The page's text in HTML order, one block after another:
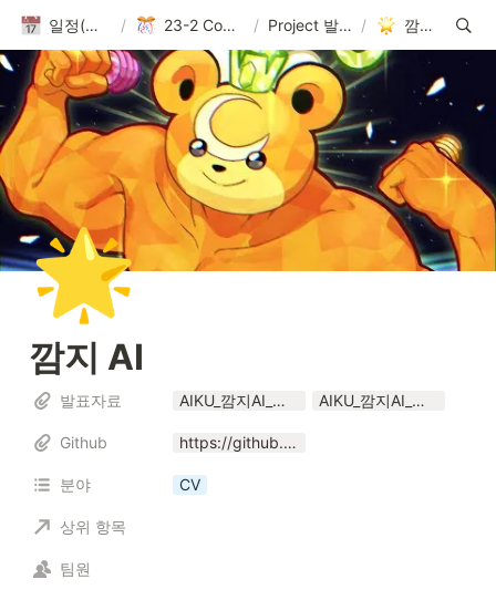
일정(활동 DB) / 23-2 Conference / Project 발표자료 / 깜지 AI
🌟
깜지 AI
발표자료 AIKU_깜지AI_컨퍼런스_발표자료 v3.pptx AIKU_깜지AI_컨퍼런스_발표자료 v3.pdf
Github https://github.com/AIKU-Official/2023W-GGAMZI-AI
분야 CV
상위 항목
팀원